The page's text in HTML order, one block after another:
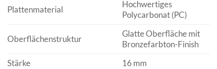
Plattenmaterial
Hochwertiges
Polycarbonat (PC)
Oberflächenstruktur
Glatte Oberfläche mit
Bronzefarbton-Finish
Stärke
16 mm